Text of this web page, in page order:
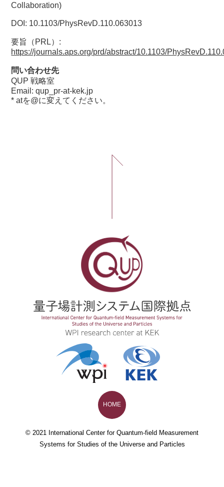
Collaboration)
DOI: 10.1103/PhysRevD.110.063013
要旨（PRL）:
https://journals.aps.org/prd/abstract/10.1103/
問い合わせ先
QUP 戦略室
Email: qup_pr-at-kek.jp
* atを@に変えてください。
HOME
© 2021 International Center for Quantum-field Measurement
Systems for Studies of the Universe and Particles